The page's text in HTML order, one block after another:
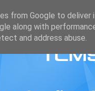
from Google to deliver
along with
and address abuse.